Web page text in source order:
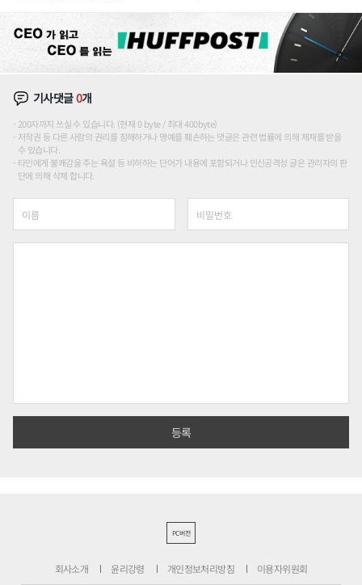
기사댓글0개
200자까지 쓰실 수 있습니다. (현재 0 byte / 최대 400byte)
저작권 등 다른 사람의 권리를 침해하거나 명예를 훼손하는 댓글은 관련 법률에 의해 제재를 받을
수 있습니다.
타인에게 불쾌감을 주는 욕설 등 비하하는 단어가 내용에 포함되거나 인신공격성 글은 관리자의 판
단에 의해 삭제 합니다.
PC버전
회사소개 윤리강령 개인정보처리방침 이용자위원회